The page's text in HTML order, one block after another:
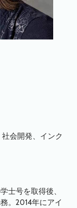
会開発、インク
士号を取得後、
。2014年にアイ